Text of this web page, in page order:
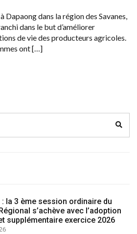
Dapaong dans la région des Savanes,
dans le but d’améliorer
de vie des producteurs agricoles.
ont […]
: la 3 ème session ordinaire du
s’achève avec l’adoption
supplémentaire exercice 2026